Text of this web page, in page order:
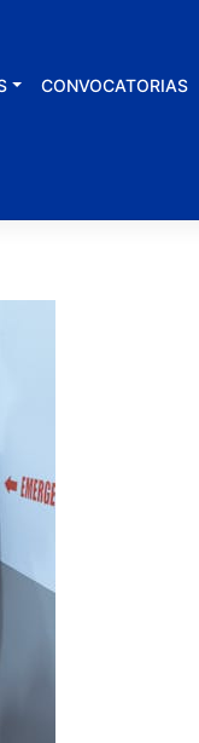
CONVOCATORIAS